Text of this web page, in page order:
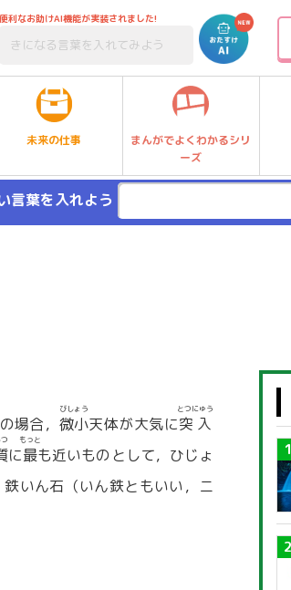
便利なお助けAI機能が実装されました!
未来の仕事
まんがでよくわかるシリ
ーズ
言葉を入れよう
場合， 微小
びしょう
天体が大気に突入
とつにゅう
に最
もっと
も近いものとして，ひじょ
鉄いん石（いん鉄ともいい，ニ